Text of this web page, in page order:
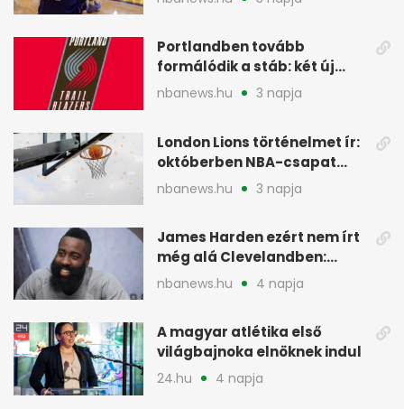
Portlandben tovább
formálódik a stáb: két új
szakember a Blazersnél
nbanews.hu 3 napja
London Lions történelmet ír:
októberben NBA-csapat
ellen lép pályára
nbanews.hu 3 napja
James Harden ezért nem írt
még alá Clevelandben:
pénzügyi okok
nbanews.hu 4 napja
A magyar atlétika első
világbajnoka elnöknek indul
24.hu 4 napja